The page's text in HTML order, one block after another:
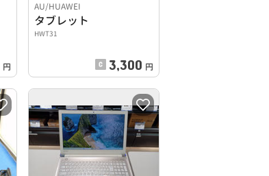
円
AU/HUAWEI
タブレット
HWT31
3,300 円